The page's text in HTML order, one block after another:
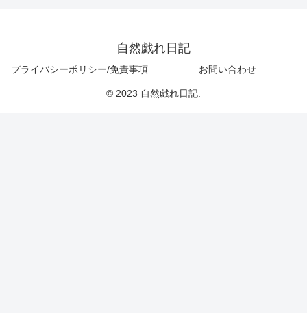
自然戯れ日記
プライバシーポリシー/免責事項 お問い合わせ
© 2023 自然戯れ日記.